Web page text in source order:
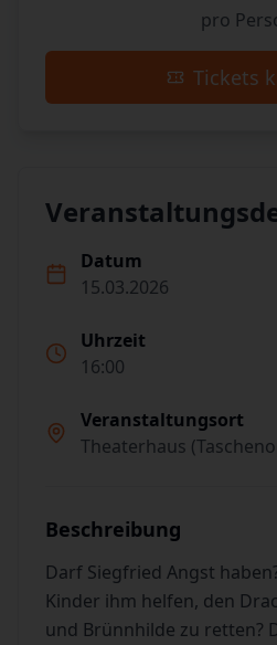
pro
Tickets
Datum
15.03.2026
Uhrzeit
16:00
Veranstaltungsort
Theaterhaus
Beschreibung
Darf Siegfried Angst
Kinder ihm helfen, den
und Brünnhilde zu retten?